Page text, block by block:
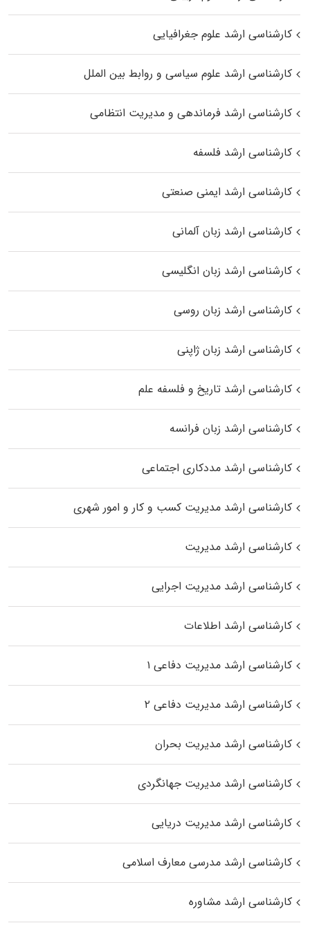
کارشناسی ارشد علوم جغرافیایی
کارشناسی ارشد علوم سیاسی و روابط بین الملل
کارشناسی ارشد فرماندهی و مدیریت انتظامی
کارشناسی ارشد فلسفه
کارشناسی ارشد ایمنی صنعتی
کارشناسی ارشد زبان آلمانی
کارشناسی ارشد زبان انگلیسی
کارشناسی ارشد زبان روسی
کارشناسی ارشد زبان ژاپنی
کارشناسی ارشد تاریخ و فلسفه علم
کارشناسی ارشد زبان فرانسه
کارشناسی ارشد مددکاری اجتماعی
کارشناسی ارشد مدیریت کسب و کار و امور شهری
کارشناسی ارشد مدیریت
کارشناسی ارشد مدیریت اجرایی
کارشناسی ارشد اطلاعات
کارشناسی ارشد مدیریت دفاعی ۱
کارشناسی ارشد مدیریت دفاعی ۲
کارشناسی ارشد مدیریت بحران
کارشناسی ارشد مدیریت جهانگردی
کارشناسی ارشد مدیریت دریایی
کارشناسی ارشد مدرسی معارف اسلامی
کارشناسی ارشد مشاوره